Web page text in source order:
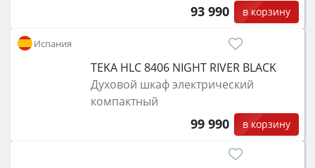
93 990 в корзину
Испания
TEKA HLC 8406 NIGHT RIVER BLACK
Духовой шкаф электрический
компактный
99 990 в корзину